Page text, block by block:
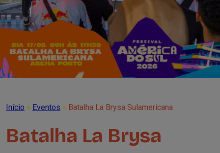
Início » Eventos » Batalha La Brysa Sulamericana
Batalha La Brysa